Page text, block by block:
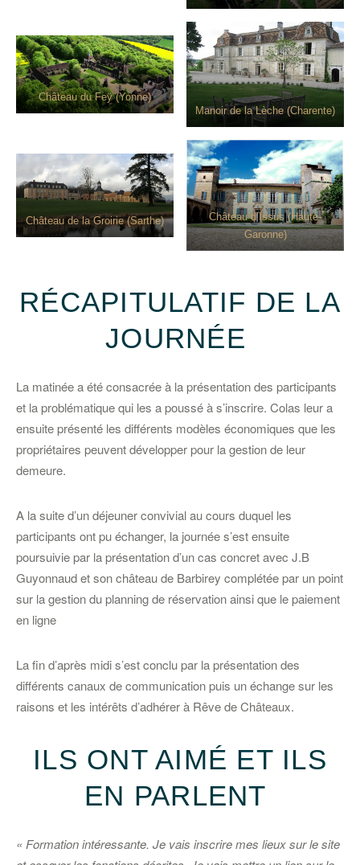
Château du Feÿ (Yonne)
Manoir de la Lèche (Charente)
Château de la Groirie (Sarthe)
Château d’Issus (Haute-
Garonne)
RÉCAPITULATIF DE LA
JOURNÉE
La matinée a été consacrée à la présentation des participants
et la problématique qui les a poussé à s’inscrire. Colas leur a
ensuite présenté les différents modèles économiques que les
propriétaires peuvent développer pour la gestion de leur
demeure.
A la suite d’un déjeuner convivial au cours duquel les
participants ont pu échanger, la journée s’est ensuite
poursuivie par la présentation d’un cas concret avec J.B
Guyonnaud et son château de Barbirey complétée par un point
sur la gestion du planning de réservation ainsi que le paiement
en ligne
La fin d’après midi s’est conclu par la présentation des
différents canaux de communication puis un échange sur les
raisons et les intérêts d’adhérer à Rêve de Châteaux.
ILS ONT AIMÉ ET ILS
EN PARLENT
« Formation intéressante. Je vais inscrire mes lieux sur le site